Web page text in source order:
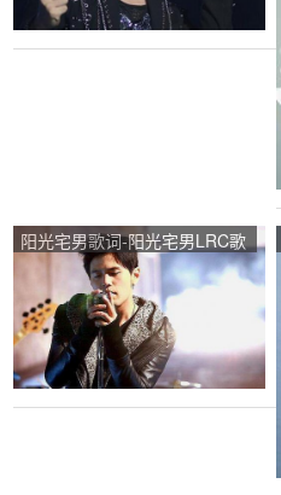
阳光宅男歌词-阳光宅男LRC歌
词-周杰伦